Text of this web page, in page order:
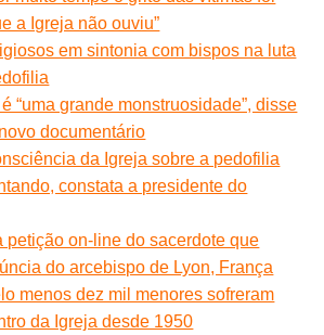
a Igreja não ouviu”
em sintonia com bispos na luta
“uma grande monstruosidade”, disse
documentário
da Igreja sobre a pedofilia
constata a presidente do
petição on-line do sacerdote que
do arcebispo de Lyon, França
menos dez mil menores sofreram
da Igreja desde 1950